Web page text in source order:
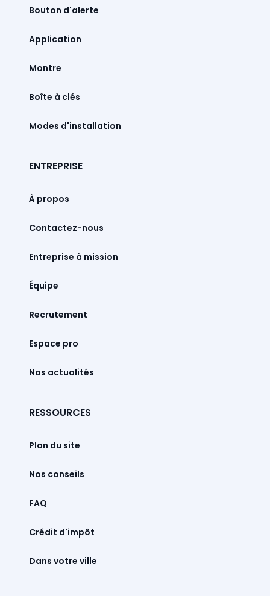
Bouton d'alerte
Montre
Boîte à clés
Modes d'installation
ENTREPRISE
À propos
Contactez-nous
Entreprise à mission
Équipe
Recrutement
Espace pro
Nos actualités
RESSOURCES
Plan du site
Nos conseils
FAQ
Crédit d'impôt
Dans votre ville